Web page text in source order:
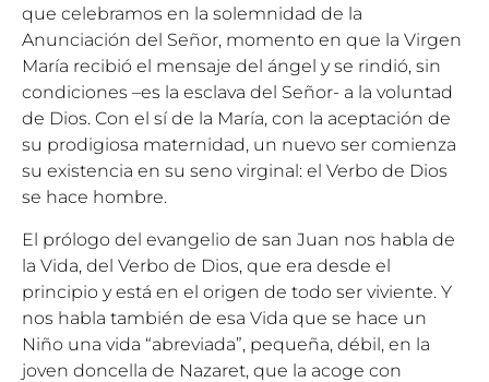
que celebramos en la solemnidad de la
Anunciación del Señor, momento en que la Virgen
María recibió el mensaje del ángel y se rindió, sin
condiciones –es la esclava del Señor- a la voluntad
de Dios. Con el sí de la María, con la aceptación de
su prodigiosa maternidad, un nuevo ser comienza
su existencia en su seno virginal: el Verbo de Dios
se hace hombre.
El prólogo del evangelio de san Juan nos habla de
la Vida, del Verbo de Dios, que era desde el
principio y está en el origen de todo ser viviente. Y
nos habla también de esa Vida que se hace un
Niño una vida “abreviada”, pequeña, débil, en la
joven doncella de Nazaret, que la acoge con